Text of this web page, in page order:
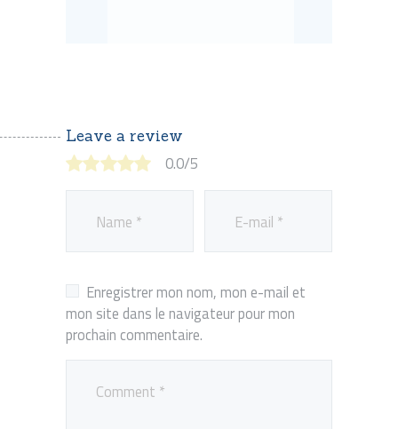
Leave a review
0.0/5
Enregistrer mon nom, mon e-mail et
mon site dans le navigateur pour mon
prochain commentaire.